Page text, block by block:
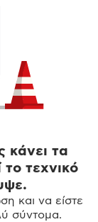
κάνει τα
τεχνικό
και να είστε
σύντομα.